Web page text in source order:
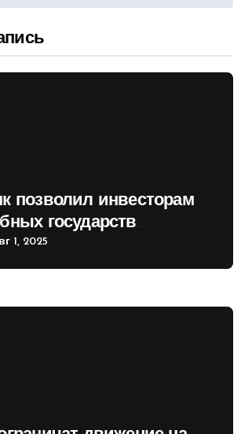
позволил инвесторам
государств
валюту
1, 2025